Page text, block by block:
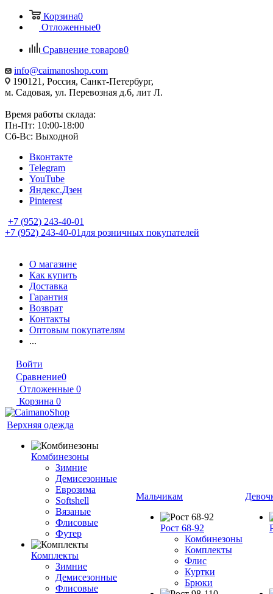
Корзина0
Отложенные0
Сравнение товаров0
info@caimanoshop.com
190121, Россия, Санкт-Петербург,
м. Садовая, ул. Перевозная д.6, лит Л.
Время работы склада:
Пн-Пт: 10:00-18:00
Сб-Вс: Выходной
Вконтакте
Telegram
YouTube
Яндекс.Дзен
Pinterest
+7 (952) 243-40-01
+7 (952) 243-40-01 для розничных покупателей
О магазине
Как купить
Доставка
Гарантия
Возврат
Контакты
Оптовым покупателям
...
Войти
Сравнение0
Отложенные 0
Корзина 0
Верхняя одежда
Комбинезоны
Зимние
Демисезонные
Еврозима
Softshell
Вязаные
Флисовые
Футер
Комплекты
Зимние
Демисезонные
Флисовые
Мальчикам
Рост 68-92
Комбинезоны
Комплекты
Флис
Куртки
Брюки